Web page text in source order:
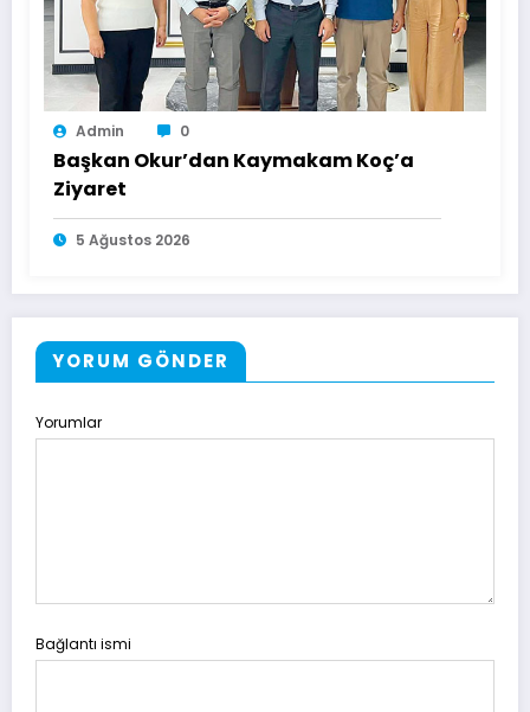
Admin 0
Başkan Okur’dan Kaymakam Koç’a
Ziyaret
5 Ağustos 2026
YORUM GÖNDER
Yorumlar
Bağlantı ismi